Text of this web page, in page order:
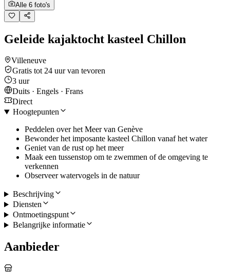
Alle 6 foto's
Geleide kajaktocht kasteel Chillon
Villeneuve
Gratis tot 24 uur van tevoren
3 uur
Duits · Engels · Frans
Direct
Hoogtepunten
Peddelen over het Meer van Genève
Bewonder het imposante kasteel Chillon vanaf het water
Geniet van de rust op het meer
Maak een tussenstop om te zwemmen of de omgeving te
verkennen
Observeer watervogels in de natuur
Beschrijving
Diensten
Ontmoetingspunt
Belangrijke informatie
Aanbieder